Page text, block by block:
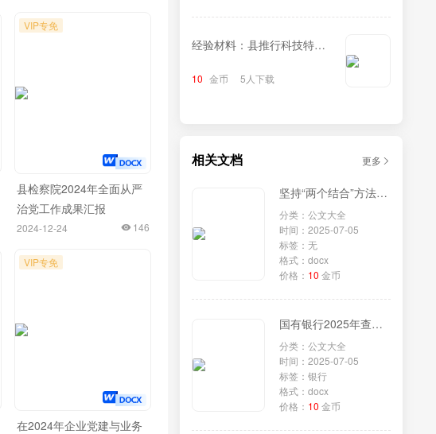
VIP专免
县检察院2024年全面从严
治党工作成果汇报
2024-12-24 146
VIP专免
在2024年企业党建与业务
经验材料：县推行科技特派
10 金币 5人下载
相关文档 更多
坚持“两个结合”方法论：理论创新与文明复兴的必由之路
分类：公文大全
时间：2025-07-05
标签：无
格式：docx
价格： 10 金币
国有银行2025年查摆问题清单
分类：公文大全
时间：2025-07-05
标签：银行
格式：docx
价格： 10 金币